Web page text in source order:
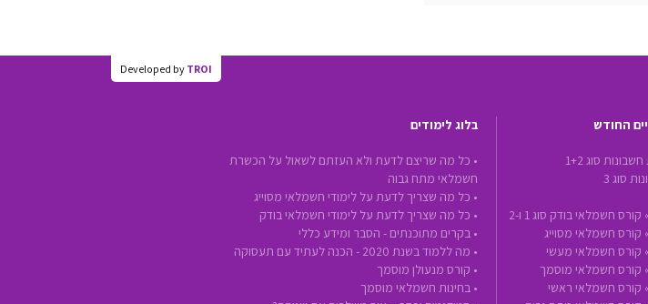
Developed by TROI
החודש
סוג 1+2
סוג 3
קורס חשמלאי בודק סוג 1 ו-2
קורס חשמלאי מסוייג
קורס חשמלאי מעשי
קורס חשמלאי מוסמך
קורס חשמלאי ראשי
בלוג לימודים
• כל מה שריצם לדעת ולא העזתם לשאול על הכשרת
חשמלאי מתח גבוה
• כל מה שצריך לדעת על לימודי חשמלאי מסוייג
• כל מה שצריך לדעת על לימודי חשמלאי בודק
• בקרים מתוכנתים - הסבר ומידע כללי
• מה ללמוד בשנת 2020 - הכנה לעתיד עם תעסוקה
• קורס מנעולן מוסמך
• בחינות חשמלאי מוסמך